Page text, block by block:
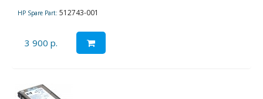
HP Spare Part: 512743-001
3 900 р.